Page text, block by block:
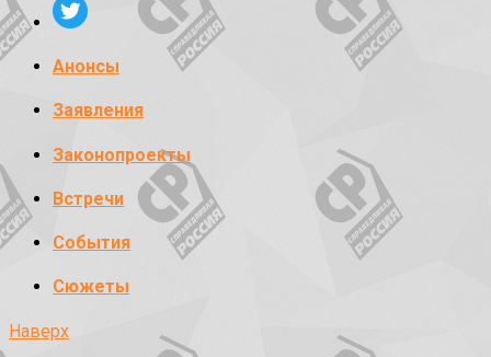
Анонсы
Заявления
Законопроекты
Встречи
События
Сюжеты
Наверх